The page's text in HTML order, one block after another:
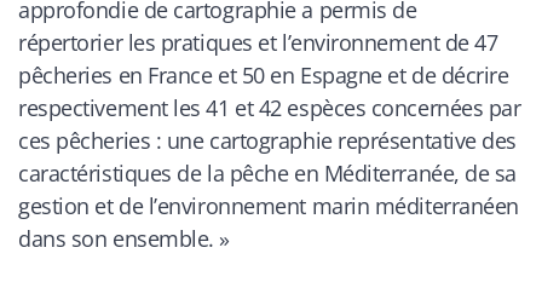
approfondie de cartographie a permis de
répertorier les pratiques et l’environnement de 47
pêcheries en France et 50 en Espagne et de décrire
respectivement les 41 et 42 espèces concernées par
ces pêcheries : une cartographie représentative des
caractéristiques de la pêche en Méditerranée, de sa
gestion et de l’environnement marin méditerranéen
dans son ensemble. »